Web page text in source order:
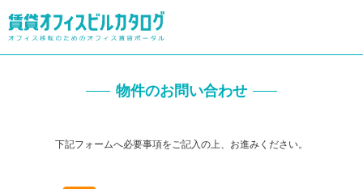
物件のお問い合わせ
下記フォームへ必要事項をご記入の上、お進みください。